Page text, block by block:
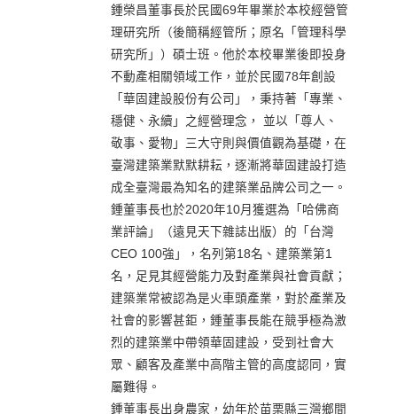
鍾榮昌董事長於民國69年畢業於本校經營管
理研究所（後簡稱經管所；原名「管理科學
研究所」）碩士班。他於本校畢業後即投身
不動產相關領域工作，並於民國78年創設
「華固建設股份有公司」，秉持著「專業、
穩健、永續」之經營理念， 並以「尊人、
敬事、愛物」三大守則與價值觀為基礎，在
臺灣建築業默默耕耘，逐漸將華固建設打造
成全臺灣最為知名的建築業品牌公司之一。
鍾董事長也於2020年10月獲選為「哈佛商
業評論」（遠見天下雜誌出版）的「台灣
CEO 100強」，名列第18名、建築業第1
名，足見其經營能力及對產業與社會貢獻；
建築業常被認為是火車頭產業，對於產業及
社會的影響甚鉅，鍾董事長能在競爭極為激
烈的建築業中帶領華固建設，受到社會大
眾、顧客及產業中高階主管的高度認同，實
屬難得。
鍾董事長出身農家，幼年於苗栗縣三灣鄉間